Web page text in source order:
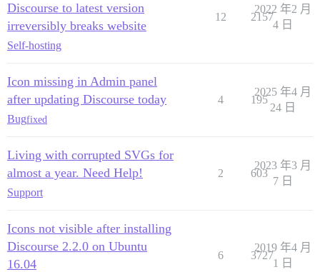
Discourse to latest version
irreversibly breaks website
Self-hosting
12 2157
2022 年2 月
4 日
Icon missing in Admin panel
after updating Discourse today
Bugfixed
4 195
2025 年4 月
24 日
Living with corrupted SVGs for
almost a year. Need Help!
Support
2 603
2023 年3 月
7 日
Icons not visible after installing
Discourse 2.2.0 on Ubuntu
16.04
6 3727
2019 年4 月
1 日